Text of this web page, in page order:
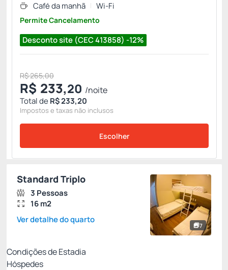
Desconto site (CEC 413858) -12%
Café da manhã Wi-Fi
Permite Cancelamento
R$ 265,00
R$ 233,20 /noite
Total deR$ 233,20
Impostos e taxas não inclusos
Escolher
7
Standard Triplo
3 Pessoas
16 m2
Ver detalhe do quarto
Condições de Estadia
Hóspedes